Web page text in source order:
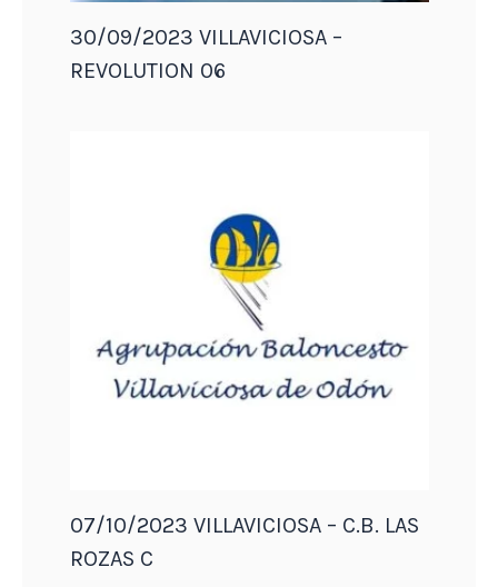
30/09/2023 VILLAVICIOSA –
REVOLUTION 06
07/10/2023 VILLAVICIOSA – C.B. LAS
ROZAS C